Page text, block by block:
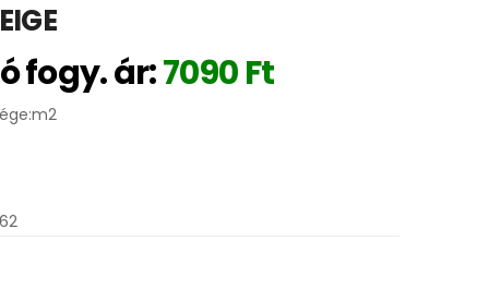
fogy. ár:7090Ft